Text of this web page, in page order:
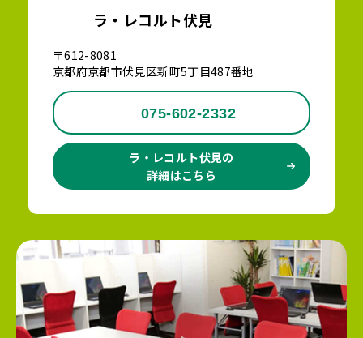
ラ・レコルト伏見
〒612-8081
京都府京都市伏見区新町5丁目487番地
075-602-2332
ラ・レコルト伏見の
詳細はこちら